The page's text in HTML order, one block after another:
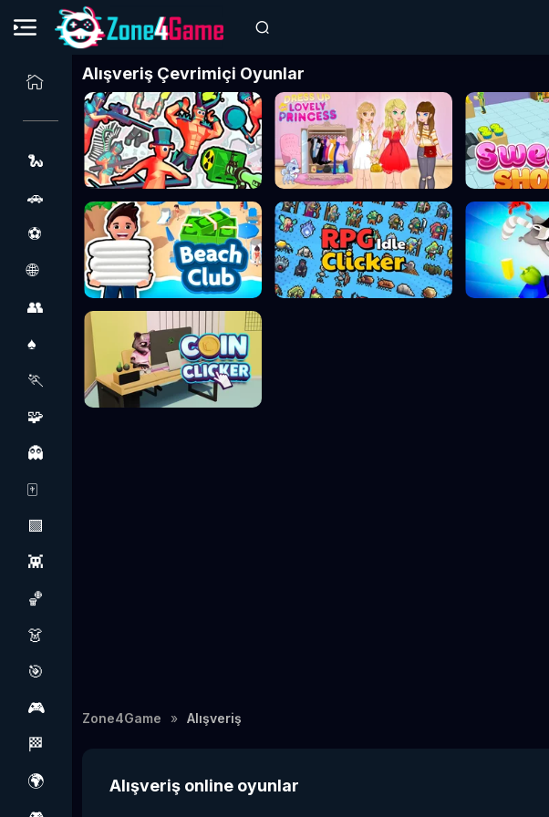
🐍
🚗
⚽
🌐
👥
♠️
🏃
🧩
👻
🀄
🟩
👾
🏀
👗
🎯
🎮
🏁
🌍
Alışveriş Çevrimiçi Oyunlar
Zone4Game Alışveriş
Alışveriş online oyunlar